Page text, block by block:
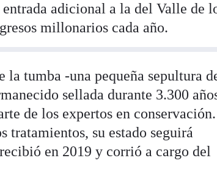
adicional a la del Valle de
millonarios cada año.
tumba -una pequeña sepultura
sellada durante 3.300
de los expertos en
tratamientos, su estado seguirá
en 2019 y corrió a cargo del